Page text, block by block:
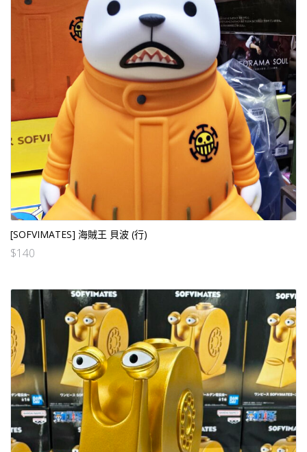
[SOFVIMATES] 海賊王 貝波 (行)
$140